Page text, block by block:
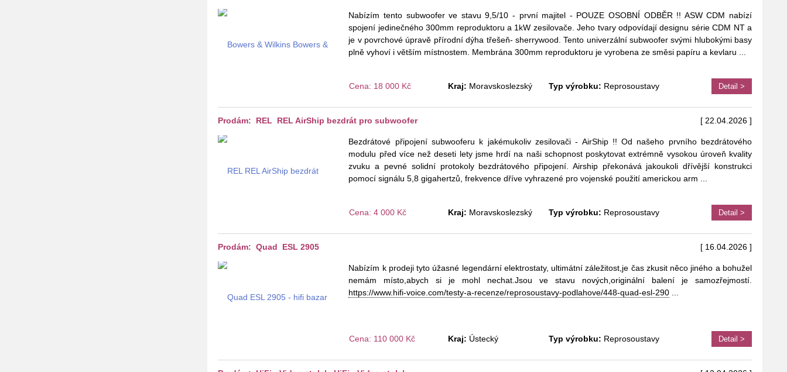
Nabízím tento subwoofer ve stavu 9,5/10 - první majitel - POUZE OSOBNÍ ODBĚR !! ASW CDM nabízí
spojení jedinečného 300mm reproduktoru a 1kW zesilovače. Jeho tvary odpovídají designu série CDM NT a
je v povrchové úpravě přírodní dýha třešeň- sherrywood. Tento univerzální subwoofer svými hlubokými basy
plně vyhoví i větším místnostem. Membrána 300mm reproduktoru je vyrobena ze směsi papíru a kevlaru ...
Cena: 18 000 Kč Kraj: Moravskoslezský Typ výrobku: Reprosoustavy Detail >
Prodám: REL REL AirShip bezdrát pro subwoofer [ 22.04.2026 ]
Bezdrátové připojení subwooferu k jakémukoliv zesilovači - AirShip !! Od našeho prvního bezdrátového
modulu před více než deseti lety jsme hrdí na naši schopnost poskytovat extrémně vysokou úroveň kvality
zvuku a pevné solidní protokoly bezdrátového připojení. Airship překonává jakoukoli dřívější konstrukci
pomocí signálu 5,8 gigahertzů, frekvence dříve vyhrazené pro vojenské použití americkou arm ...
Cena: 4 000 Kč Kraj: Moravskoslezský Typ výrobku: Reprosoustavy Detail >
Prodám: Quad ESL 2905 [ 16.04.2026 ]
Nabízím k prodeji tyto úžasné legendární elektrostaty, ultimátní záležitost,je čas zkusit něco jiného a bohužel
nemám místo,abych si je mohl nechat.Jsou ve stavu nových,originální balení je samozřejmostí.
https://www.hifi-voice.com/testy-a-recenze/reprosoustavy-podlahove/448-quad-esl-290 ...
Cena: 110 000 Kč Kraj: Ústecký Typ výrobku: Reprosoustavy Detail >